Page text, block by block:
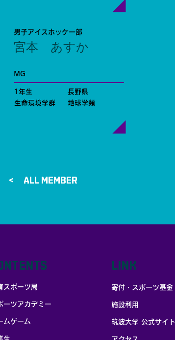
男子アイスホッケー部
宮本 あすか
MG
1年生
長野県
生命環境学群
地球学類
ALL MEMBER >
スポーツ局
ーツアカデミー
ムゲーム
寄付・スポーツ基金
施設利用
筑波大学 公式サイト
LINK